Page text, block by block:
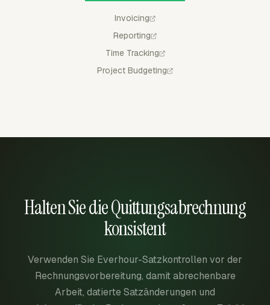
Invoicing
Reporting
Time Tracking
Project Budgeting
Halten Sie die Quittungsabrechnung
konsistent
Verwenden Sie Everhour-Satzkontrollen vor der
Rechnungsvorbereitung, damit abrechenbare
Arbeit, datierte Satzänderungen und